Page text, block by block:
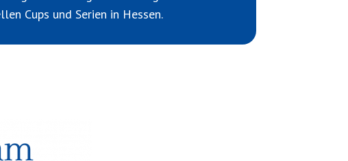
Cups und Serien in Hessen.